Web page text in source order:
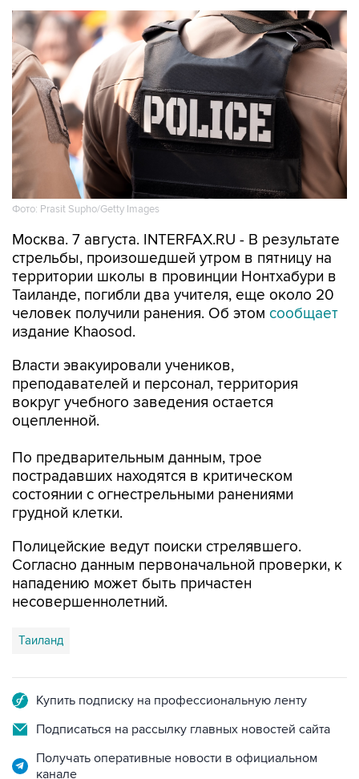
Фото: Prasit Supho/Getty Images
Москва. 7 августа. INTERFAX.RU - В результате
стрельбы, произошедшей утром в пятницу на
территории школы в провинции Нонтхабури в
Таиланде, погибли два учителя, еще около 20
человек получили ранения. Об этом сообщает
издание Khaosod.
Власти эвакуировали учеников,
преподавателей и персонал, территория
вокруг учебного заведения остается
оцепленной.
По предварительным данным, трое
пострадавших находятся в критическом
состоянии с огнестрельными ранениями
грудной клетки.
Полицейские ведут поиски стрелявшего.
Согласно данным первоначальной проверки, к
нападению может быть причастен
несовершеннолетний.
Таиланд
Купить подписку на профессиональную ленту
Подписаться на рассылку главных новостей сайта
Получать оперативные новости в официальном
канале